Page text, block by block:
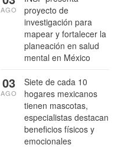
proyecto de
investigación para
mapear y fortalecer la
planeación en salud
mental en México
AGO
Siete de cada 10
hogares mexicanos
tienen mascotas,
especialistas destacan
beneficios físicos y
emocionales
03
AGO